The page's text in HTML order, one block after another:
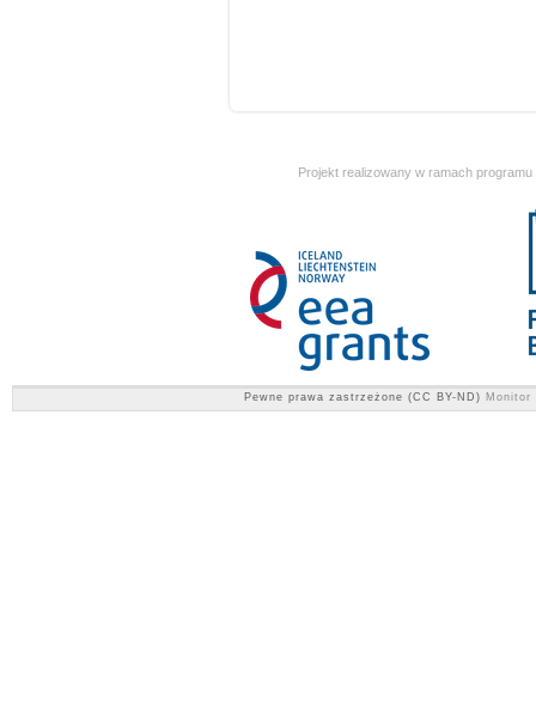
Projekt realizowany w ramach
Pewne prawa zastrzeżone (CC BY-ND) Monitor